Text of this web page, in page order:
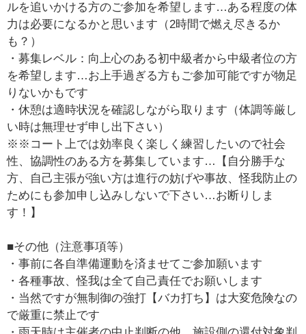
ルを追いかける方のご参加を希望します…ある程度の体
力は必要になるかと思います（2時間で燃え尽きるか
も？）
・募集レベル：向上心のある初中級者から中級者位の方
を希望します…お上手過ぎる方もご参加可能ですが物足
りないかもです
・休憩は適時状況を確認しながら取ります（体調等厳し
い時は無理せず申し出下さい）
※※コート上では効率良く楽しく練習したいので社会
性、協調性のある方を募集しています…【自分勝手な
方、自己主張が強い方は進行の妨げや事故、怪我防止の
ためにも参加申し込みしないで下さい…お断りしま
す！】
■その他（注意事項等）
・事前に各自準備運動を済ませてご参加願います
・各種事故、怪我は全て自己責任でお願いします
・当然ですが無制御の強打【バカ打ち】は大変危険なの
で厳重に禁止です